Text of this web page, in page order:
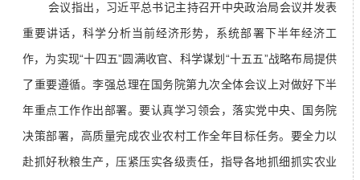
会议指出，习近平总书记主持召开中央政治局会议并发表
重要讲话，科学分析当前经济形势，系统部署下半年经济工
作，为实现“十四五”圆满收官、科学谋划“十五五”战略布局提供
了重要遵循。李强总理在国务院第九次全体会议上对做好下半
年重点工作作出部署。要认真学习领会，落实党中央、国务院
决策部署，高质量完成农业农村工作全年目标任务。要全力以
赴抓好秋粮生产，压紧压实各级责任，指导各地抓细抓实农业